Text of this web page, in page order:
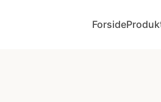
Forside